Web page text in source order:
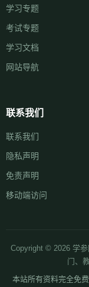
学习专题
考试专题
学习文档
网站导航
联系我们
联系我们
隐私声明
免责声明
移动端访问
Copyright © 2026 学
门、
本站所有资料完全免